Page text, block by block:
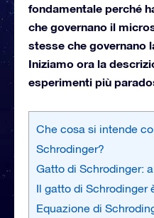
fondamentale perché
che governano il
stesse che governano
Iniziamo ora la
esperimenti più
Che cosa si intende
Schrodinger?
Gatto di Schrodinger:
Il gatto di Schrodinger
Equazione di